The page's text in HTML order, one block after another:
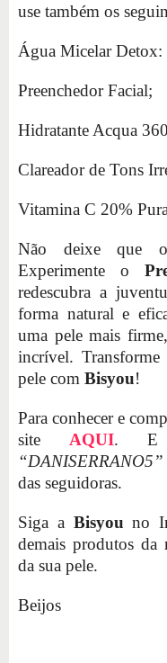
use também os
Água Micelar Detox:
Preenchedor Facial;
Hidratante Acqua
Clareador de Tons
Vitamina C 20%
Não deixe que
Experimente o
redescubra a
forma natural e
uma pele mais
incrível.
pele com Bisyou!
Para conhecer e
site AQUI. E
“DANISERRANO5”
das seguidoras.
Siga a Bisyouno
demais produtos da
da sua pele.
Beijos